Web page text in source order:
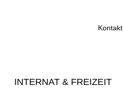
Kontakt
INTERNAT & FREIZEIT